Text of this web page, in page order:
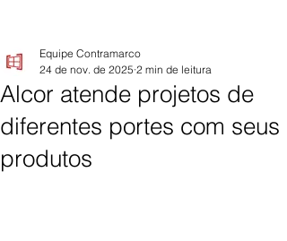
Alcor atende projetos de
diferentes portes com seus
produtos
Equipe Contramarco
24 de nov. de 2025 2 min de leitura